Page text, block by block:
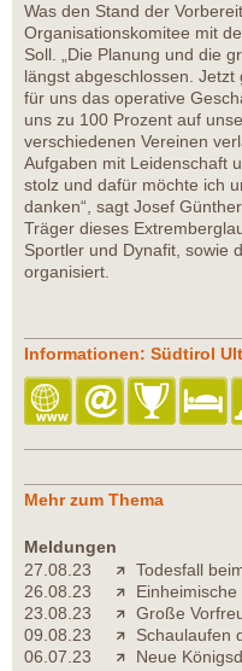
Was den Stand der
Organisationskomitee mit
Soll. „Die Planung und die
längst abgeschlossen.
für uns das operative
uns zu 100 Prozent auf
verschiedenen Vereinen
Aufgaben mit Leidenschaft
stolz und dafür möchte ich
danken“, sagt Josef
Träger dieses
Sportler und Dynafit, sowie
organisiert.
Informationen: Südtirol
Mehr zum Thema
Meldungen
27.08.23
Todesfall
26.08.23
23.08.23
Große
09.08.23
Schaulaufen
06.07.23
Neue